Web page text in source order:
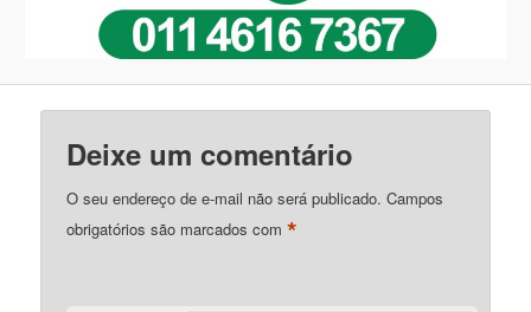
Deixe um comentário
O seu endereço de e-mail não será publicado. Campos
obrigatórios são marcados com*